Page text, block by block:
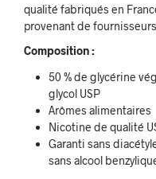
qualité fabriqués en
provenant de
Composition :
50 % de glycérine
glycol USP
Arômes alimentaires
Nicotine de qualité
Garanti sans
sans alcool